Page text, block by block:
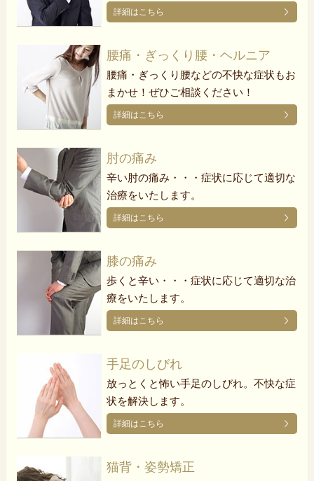
詳細はこちら
腰痛・ぎっくり腰・ヘルニア
腰痛・ぎっくり腰などの不快な症状もお
まかせ！ぜひご相談ください！
詳細はこちら
肘の痛み
辛い肘の痛み・・・症状に応じて適切な
治療をいたします。
詳細はこちら
膝の痛み
歩くと辛い・・・症状に応じて適切な治
療をいたします。
詳細はこちら
手足のしびれ
放っとくと怖い手足のしびれ。不快な症
状を解決します。
詳細はこちら
猫背・姿勢矯正